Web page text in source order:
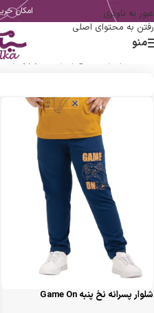
عبور به ناوبری
رفتن به محتوای اصلی
امکان
منو
شلوار پسرانه
شلوار پسرانه نخ پنبه Game On